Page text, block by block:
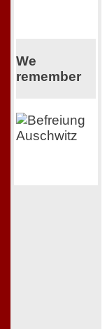
We
remember